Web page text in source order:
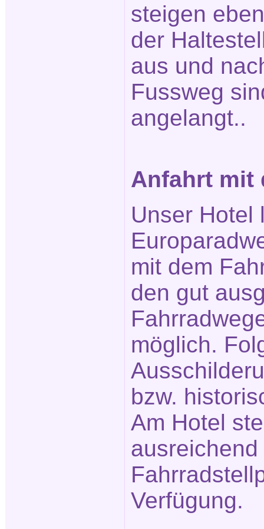
steigen
der
aus und
Fussweg
angelangt..
Anfahrt mit
Unser Hotel
mit dem
den gut
möglich.
bzw.
Am Hotel
Verfügung.